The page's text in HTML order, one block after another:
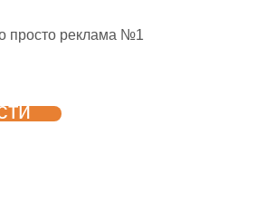
просто реклама №1